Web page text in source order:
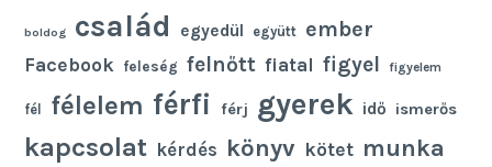
boldog család egyedül együtt ember
Facebook feleség felnőtt fiatal figyel figyelem
fél félelem férfi férj gyerek idő ismerős
kapcsolat kérdés könyv kötet munka